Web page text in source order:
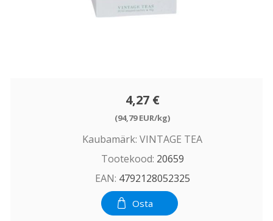
4,27 €
(94,79 EUR/kg)
Kaubamärk: VINTAGE TEA
Tootekood: 20659
EAN: 4792128052325
Osta